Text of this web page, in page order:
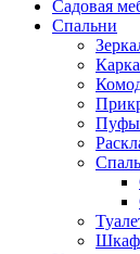
Садовая
Спальни
Пуфы